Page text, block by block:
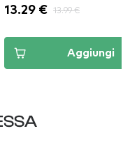
13.29 € 13.99 €
Aggiungi